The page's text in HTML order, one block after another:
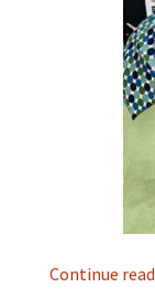
Continue